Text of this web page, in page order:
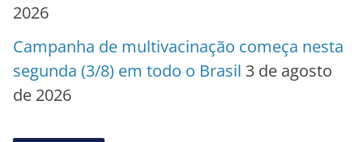
2026
Campanha de multivacinação começa nesta
segunda (3/8) em todo o Brasil 3 de agosto
de 2026